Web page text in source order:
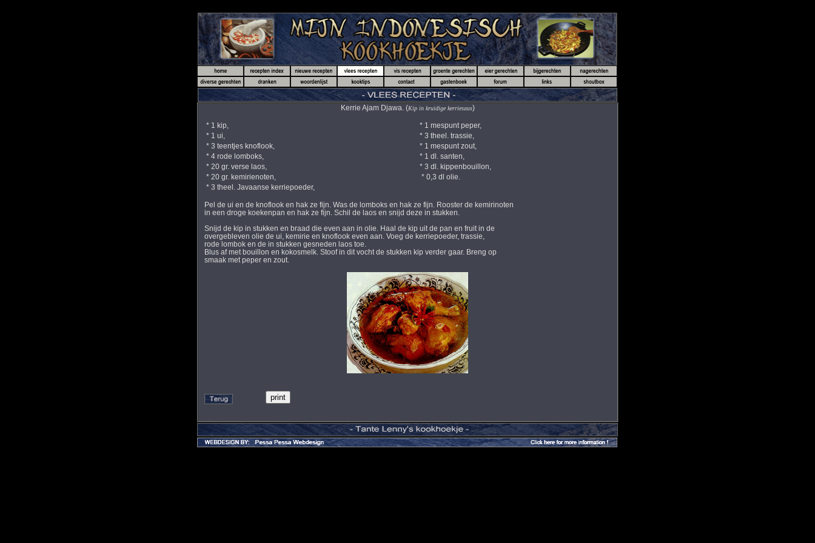
Kerrie Ajam Djawa. (Kip in kruidige kerriesaus)
* 1 kip, * 1 mespunt peper,
* 1 ui,
* 3 theel. trassie,
* 3 teentjes knoflook, * 1 mespunt zout,
* 4 rode lomboks, * 1 dl. santen,
* 20 gr. verse laos, * 3 dl. kippenbouillon,
* 20 gr. kemirienoten,
* 0,3 dl olie.
* 3 theel. Javaanse kerriepoeder,
Pel de ui en de knoflook en hak ze fijn. Was de lomboks en hak ze fijn. Rooster de kemirinoten
in een droge koekenpan en hak ze fijn. Schil de laos en snijd deze in stukken.
Snijd de kip in stukken en braad die even aan in olie. Haal de kip uit de pan en fruit in de
overgebleven olie de ui, kemirie en knoflook even aan. Voeg de kerriepoeder, trassie,
rode lombok en de in stukken gesneden laos toe.
Blus af met bouillon en kokosmelk. Stoof in dit vocht de stukken kip verder gaar. Breng op
smaak met peper en zout.